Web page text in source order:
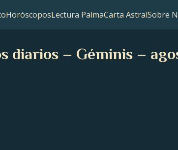
HoróscoposLectura PalmaCarta AstralSobre
diarios – Géminis –